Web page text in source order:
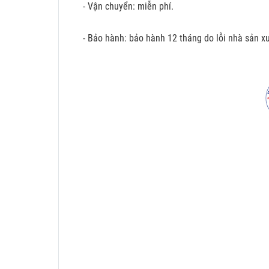
- Vận chuyển: miễn phí.
- Bảo hành: bảo hành 12 tháng do lỗi nhà sản